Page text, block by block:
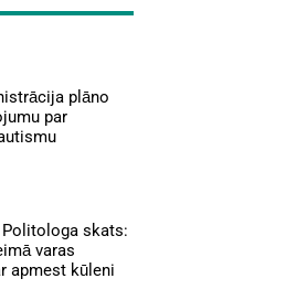
plāno
par
skats:
varas
apmest kūleni